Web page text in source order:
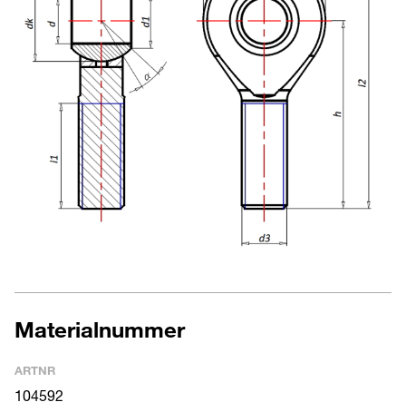
Materialnummer
ARTNR
104592